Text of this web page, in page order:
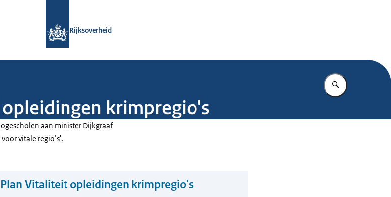
Rijksoverheid
Vul in wat u
krimpregio's
aan minister Dijkgraaf
vitale regio’s'.
Vitaliteit opleidingen krimpregio's